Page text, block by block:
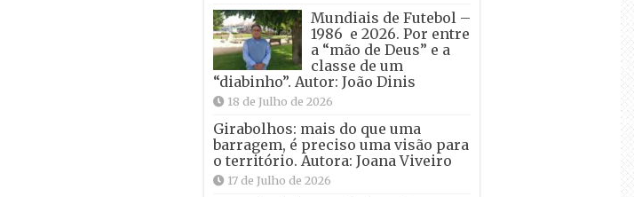
Mundiais de Futebol –
1986 e 2026. Por entre
a “mão de Deus” e a
classe de um
“diabinho”. Autor: João Dinis
18 de Julho de 2026
Girabolhos: mais do que uma
barragem, é preciso uma visão para
o território. Autora: Joana Viveiro
17 de Julho de 2026